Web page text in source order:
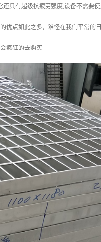
具有超级抗疲劳强度,设备不需要
点如此之多，难怪在我们平常的日
疯狂的去购买